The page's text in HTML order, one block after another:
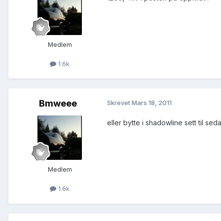
Medlem
1.6k
Bmweee
Medlem
1.6k
SkrevetMars 18, 2011
eller bytte i shadowline sett til